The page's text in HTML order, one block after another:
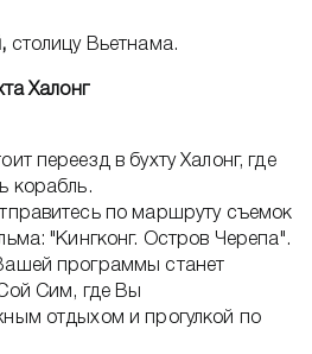
столицу Вьетнама.
Халонг
переезд в бухту Халонг, где
корабль.
по маршруту съемок
"Кингконг. Остров Черепа".
программы станет
Сим, где Вы
отдыхом и прогулкой по